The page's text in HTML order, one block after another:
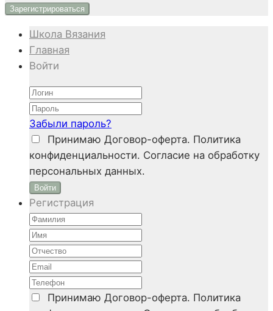
Школа Вязания
Главная
Войти
Забыли пароль?
Принимаю Договор-оферта. Политика
конфиденциальности. Согласие на обработку
персональных данных.
Войти
Регистрация
Принимаю Договор-оферта. Политика